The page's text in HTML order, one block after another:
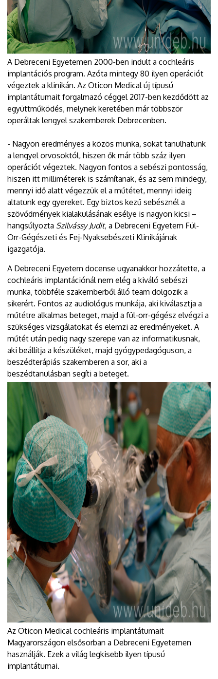
A Debreceni Egyetemen 2000-ben indult a cochleáris
implantációs program. Azóta mintegy 80 ilyen operációt
végeztek a klinikán. Az Oticon Medical új típusú
implantátumait forgalmazó céggel 2017-ben kezdődött az
együttműködés, melynek keretében már többször
operáltak lengyel szakemberek Debrecenben.
- Nagyon eredményes a közös munka, sokat tanulhatunk
a lengyel orvosoktól, hiszen ők már több száz ilyen
operációt végeztek. Nagyon fontos a sebészi pontosság,
hiszen itt milliméterek is számítanak, és az sem mindegy,
mennyi idő alatt végezzük el a műtétet, mennyi ideig
altatunk egy gyereket. Egy biztos kezű sebésznél a
szövődmények kialakulásának esélye is nagyon kicsi –
hangsúlyozta Szilvássy Judit, a Debreceni Egyetem Fül-
Orr-Gégészeti és Fej-Nyaksebészeti Klinikájának
igazgatója.
A Debreceni Egyetem docense ugyanakkor hozzátette, a
cochleáris implantációnál nem elég a kiváló sebészi
munka, többféle szakemberből álló team dolgozik a
sikerért. Fontos az audiológus munkája, aki kiválasztja a
műtétre alkalmas beteget, majd a fül-orr-gégész elvégzi a
szükséges vizsgálatokat és elemzi az eredményeket. A
műtét után pedig nagy szerepe van az informatikusnak,
aki beállítja a készüléket, majd gyógypedagóguson, a
beszédterápiás szakemberen a sor, aki a
beszédtanulásban segíti a beteget.
Az Oticon Medical cochleáris implantátumait
Magyarországon elsősorban a Debreceni Egyetemen
használják. Ezek a világ legkisebb ilyen típusú
implantátumai.